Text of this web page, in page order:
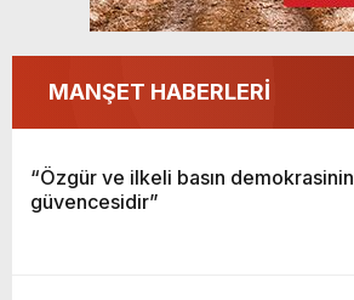
MANŞET HABERLERİ
“Özgür ve ilkeli basın demokrasinin
güvencesidir”